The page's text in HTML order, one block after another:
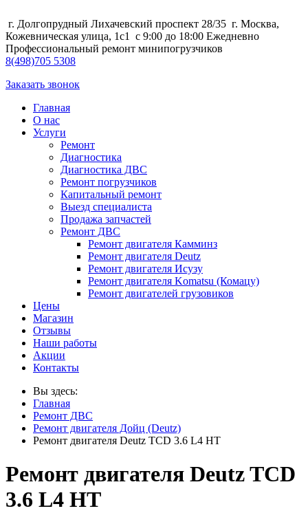
г. Долгопрудный Лихачевский проспект 28/35 г. Москва,
Кожевническая улица, 1с1
с 9:00 до 18:00 Ежедневно
Профессиональный ремонт минипогрузчиков
8(498)705 5308
Заказать звонок
Главная
О нас
Услуги
Ремонт
Диагностика
Диагностика ДВС
Ремонт погрузчиков
Капитальный ремонт
Выезд специалиста
Продажа запчастей
Ремонт ДВС
Ремонт двигателя Камминз
Ремонт двигателя Deutz
Ремонт двигателя Исузу
Ремонт двигателя Komatsu (Комацу)
Ремонт двигателей грузовиков
Цены
Магазин
Отзывы
Наши работы
Акции
Контакты
Вы здесь:
Главная
Ремонт ДВС
Ремонт двигателя Дойц (Deutz)
Ремонт двигателя Deutz TCD 3.6 L4 HT
Ремонт двигателя Deutz TCD
3.6 L4 HT